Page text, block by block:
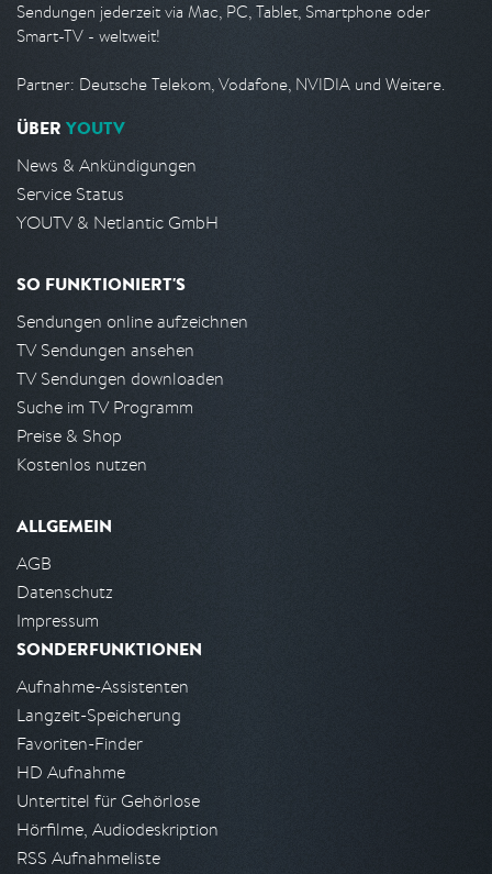
Sendungen jederzeit via Mac, PC, Tablet, Smartphone oder
Smart-TV - weltweit!
Partner: Deutsche Telekom, Vodafone, NVIDIA und Weitere.
ÜBER YOUTV
News & Ankündigungen
Service Status
YOUTV & Netlantic GmbH
SO FUNKTIONIERT'S
Sendungen online aufzeichnen
TV Sendungen ansehen
TV Sendungen downloaden
Suche im TV Programm
Preise & Shop
Kostenlos nutzen
ALLGEMEIN
AGB
Datenschutz
Impressum
SONDERFUNKTIONEN
Aufnahme-Assistenten
Langzeit-Speicherung
Favoriten-Finder
HD Aufnahme
Untertitel für Gehörlose
Hörfilme, Audiodeskription
RSS Aufnahmeliste